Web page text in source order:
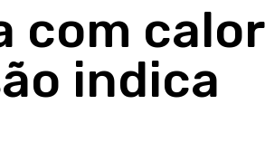
com calor
indica